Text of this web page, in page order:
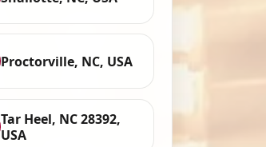
Proctorville, NC, USA
Tar Heel, NC 28392,
USA